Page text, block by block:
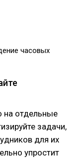
часовых
на отдельные
задачи,
для их
упростит